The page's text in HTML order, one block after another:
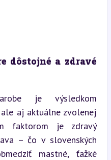
dôstojné a zdravé
je výsledkom
aj aktuálne zvolenej
faktorom je zdravý
– čo v slovenských
mastné, ťažké